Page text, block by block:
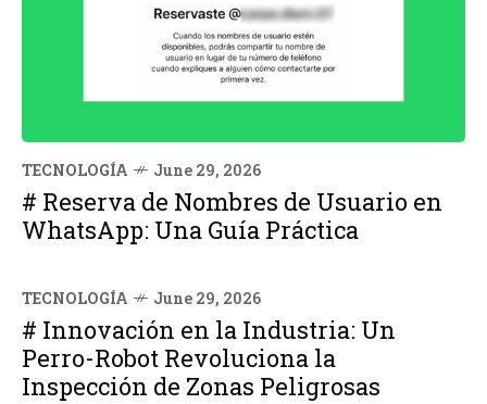
TECNOLOGÍA June 29, 2026
# Reserva de Nombres de Usuario en
WhatsApp: Una Guía Práctica
TECNOLOGÍA June 29, 2026
# Innovación en la Industria: Un
Perro-Robot Revoluciona la
Inspección de Zonas Peligrosas